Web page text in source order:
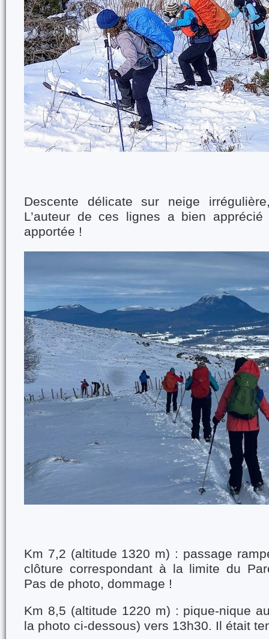
Descente délicate sur neige
L’auteur de ces lignes a bien
apportée !
Km 7,2 (altitude 1320 m) : passage
clôture correspondant à la limite du
Pas de photo, dommage !
Km 8,5 (altitude 1220 m) : pique-nique
la photo ci-dessous) vers 13h30. Il était